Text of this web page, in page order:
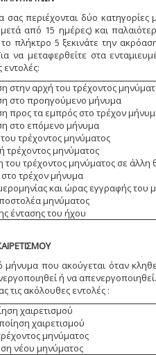
σας περιέχονται δύο
από 15 ημέρες) και
πλήκτρο 5 ξεκινάτε την
να μεταφερθείτε στα
στην αρχή του τρέχοντος
στο προηγούμενο μήνυμα
προς τα εμπρός στο τρέχον
στο επόμενο μήνυμα
τρέχοντος μηνύματος
τρέχοντος μηνύματος
τρέχοντος μηνύματος σε άλλη
τρέχον μήνυμα
και ώρας εγγραφής του
μηνύματος
έντασης του ήχου
μήνυμα που ακούγεται όταν
ή να
τις ακόλουθες εντολές :
χαιρετισμού
χαιρετισμού
μηνύματος
νέου μηνύματος